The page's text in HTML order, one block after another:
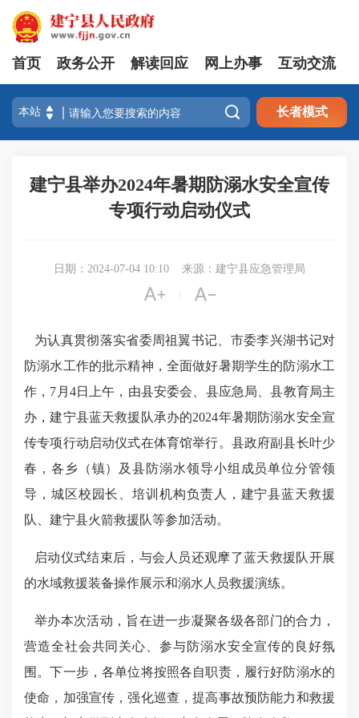
首页 政务公开 解读回应 网上办事 互动交流
 长者模式
建宁县举办2024年暑期防溺水安全宣传
专项行动启动仪式
日期：2024-07-04 10:10 来源：建宁县应急管理局
 
为认真贯彻落实省委周祖翼书记、市委李兴湖书记对
防溺水工作的批示精神，全面做好暑期学生的防溺水工
作，7月4日上午，由县安委会、县应急局、县教育局主
办，建宁县蓝天救援队承办的2024年暑期防溺水安全宣
传专项行动启动仪式在体育馆举行。县政府副县长叶少
春，各乡（镇）及县防溺水领导小组成员单位分管领
导，城区校园长、培训机构负责人，建宁县蓝天救援
队、建宁县火箭救援队等参加活动。
启动仪式结束后，与会人员还观摩了蓝天救援队开展
的水域救援装备操作展示和溺水人员救援演练。
举办本次活动，旨在进一步凝聚各级各部门的合力，
营造全社会共同关心、参与防溺水安全宣传的良好氛
围。下一步，各单位将按照各自职责，履行好防溺水的
使命，加强宣传，强化巡查，提高事故预防能力和救援